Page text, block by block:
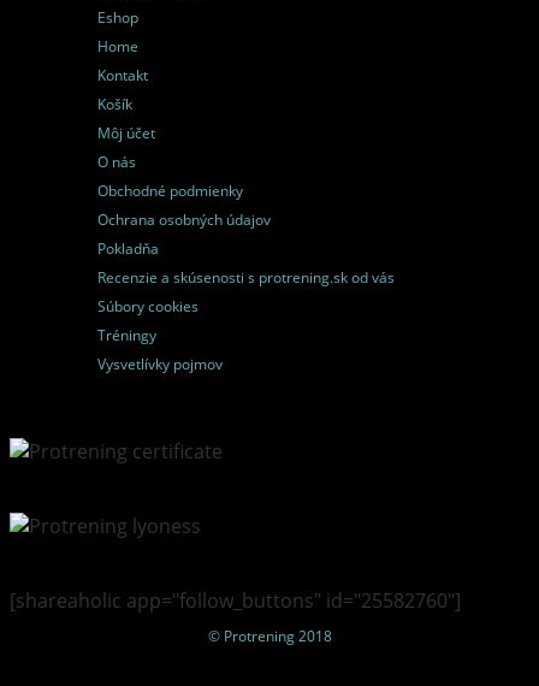
Eshop
Home
Kontakt
Košík
Môj účet
O nás
Obchodné podmienky
Ochrana osobných údajov
Pokladňa
Recenzie a skúsenosti s protrening.sk od vás
Súbory cookies
Tréningy
Vysvetlívky pojmov
[shareaholic app="follow_buttons" id="25582760"]
© Protrening 2018